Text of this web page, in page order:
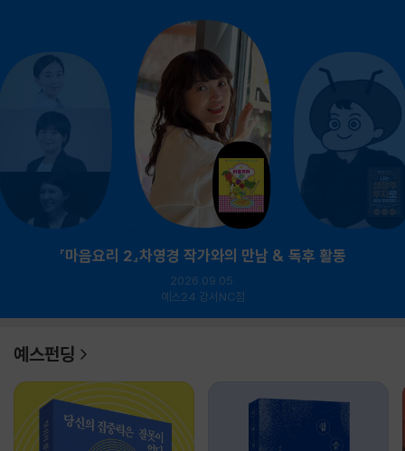
『마음요리 2』차영경 작가와의 만남 & 독후 활동
2026.09.05.
예스24 강서NC점
예스펀딩